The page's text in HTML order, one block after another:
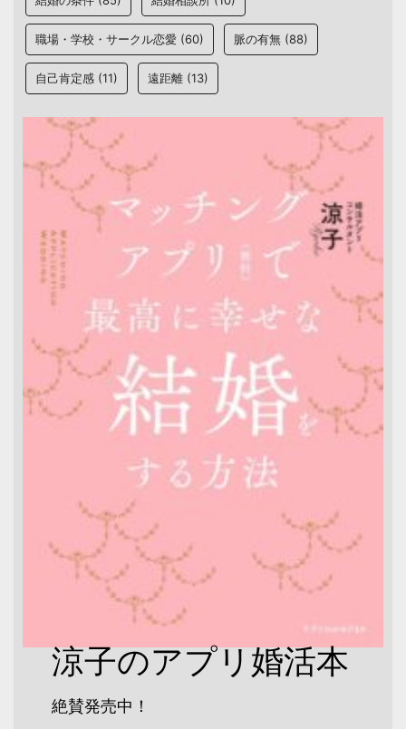
職場・学校・サークル恋愛 (60) 脈の有無 (88)
自己肯定感 (11) 遠距離 (13)
涼子のアプリ婚活本
絶賛発売中！